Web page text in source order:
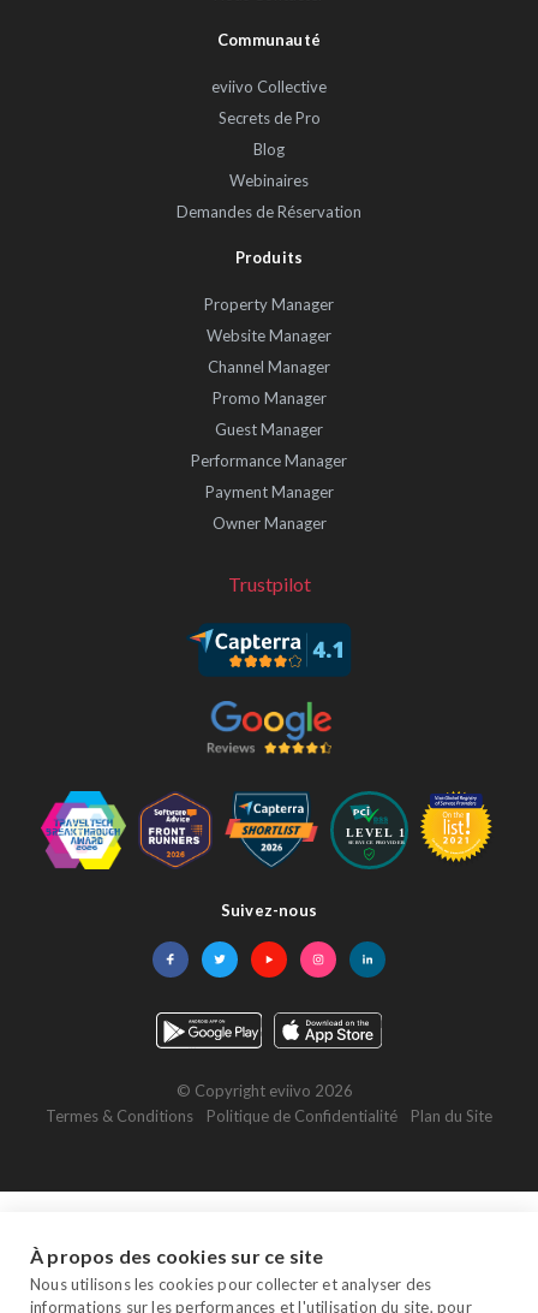
Communauté
eviivo Collective
Secrets de Pro
Blog
Webinaires
Demandes de Réservation
Produits
Property Manager
Website Manager
Channel Manager
Promo Manager
Guest Manager
Performance Manager
Payment Manager
Owner Manager
Trustpilot
Suivez-nous
© Copyright eviivo 2026
Termes & Conditions
Politique de Confidentialité Plan du Site
À propos des cookies sur ce site
Nous utilisons les cookies pour collecter et analyser des
informations sur les performances et l'utilisation du site, pour